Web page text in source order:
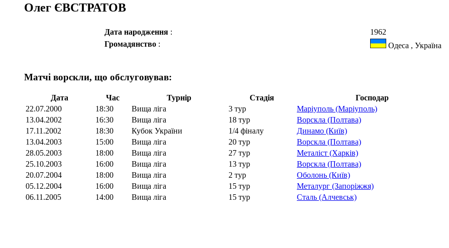
Олег ЄВСТРАТОВ
Дата народження :
1962
Громадянство : Одеса , Україна
Матчі ворскли, що обслуговував:
Дата Час Турнір Стадія Господар
22.07.2000
18:30 Вища ліга 3 тур Маріуполь (Маріуполь)
13.04.2002
16:30 Вища ліга 18 тур Ворскла (Полтава)
17.11.2002
18:30 Кубок України 1/4 фіналу Динамо (Київ)
13.04.2003
15:00 Вища ліга 20 тур Ворскла (Полтава)
28.05.2003
18:00 Вища ліга 27 тур Металіст (Харків)
25.10.2003
16:00 Вища ліга 13 тур Ворскла (Полтава)
20.07.2004
18:00 Вища ліга 2 тур Оболонь (Київ)
05.12.2004
16:00 Вища ліга 15 тур Металург (Запоріжжя)
06.11.2005
14:00 Вища ліга 15 тур Сталь (Алчевськ)